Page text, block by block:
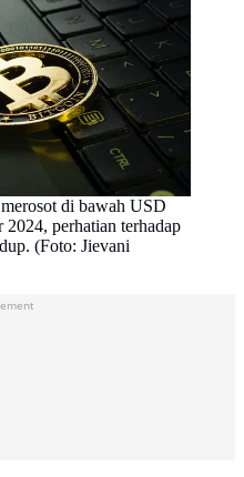
di bawah USD
2024, perhatian terhadap
(Foto: Jievani